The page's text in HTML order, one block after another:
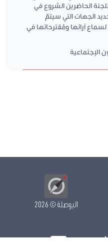
الحاضرين الشروع في
الجهات التي سيتمّ
آرائها ومُقترحاتها في
الإجتماعية
البوصلة© 2026